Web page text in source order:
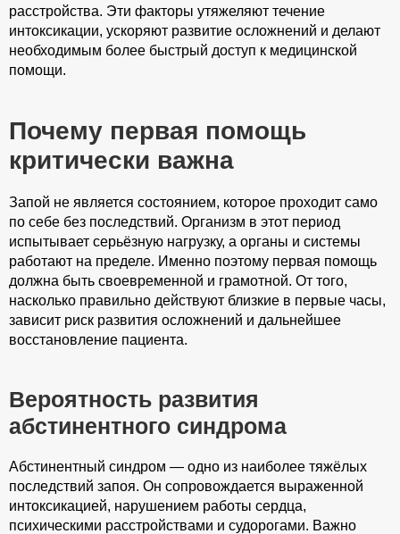
расстройства. Эти факторы утяжеляют течение
интоксикации, ускоряют развитие осложнений и делают
необходимым более быстрый доступ к медицинской
помощи.
Почему первая помощь
критически важна
Запой не является состоянием, которое проходит само
по себе без последствий. Организм в этот период
испытывает серьёзную нагрузку, а органы и системы
работают на пределе. Именно поэтому первая помощь
должна быть своевременной и грамотной. От того,
насколько правильно действуют близкие в первые часы,
зависит риск развития осложнений и дальнейшее
восстановление пациента.
Вероятность развития
абстинентного синдрома
Абстинентный синдром — одно из наиболее тяжёлых
последствий запоя. Он сопровождается выраженной
интоксикацией, нарушением работы сердца,
психическими расстройствами и судорогами. Важно